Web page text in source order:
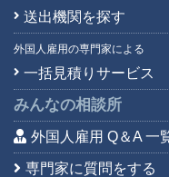
送出機関を探す
外国人雇用の専門家による
一括見積りサービス
みんなの相談所
外国人雇用 Q＆A 一
専門家に質問をする